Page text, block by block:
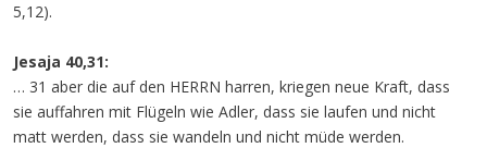
5,12).
Jesaja 40,31:
… 31 aber die auf den HERRN harren, kriegen neue Kraft, dass
sie auffahren mit Flügeln wie Adler, dass sie laufen und nicht
matt werden, dass sie wandeln und nicht müde werden.